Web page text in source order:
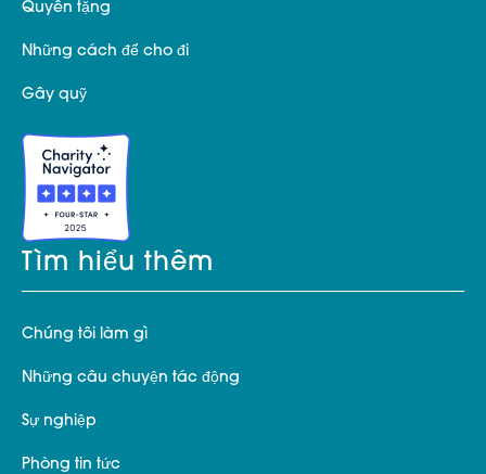
Quyên tặng
Những cách để cho đi
Gây quỹ
Tìm hiểu thêm
Chúng tôi làm gì
Những câu chuyện tác động
Sự nghiệp
Phòng tin tức